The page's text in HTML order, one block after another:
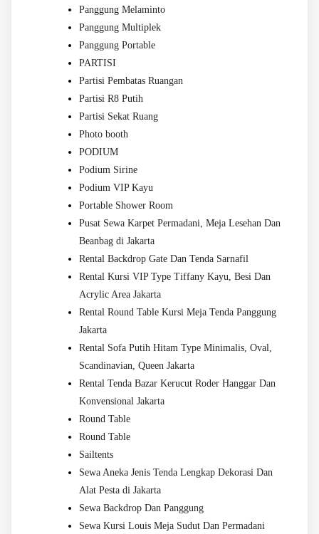
Panggung Melaminto
Panggung Multiplek
Panggung Portable
PARTISI
Partisi Pembatas Ruangan
Partisi R8 Putih
Partisi Sekat Ruang
Photo booth
PODIUM
Podium Sirine
Podium VIP Kayu
Portable Shower Room
Pusat Sewa Karpet Permadani, Meja Lesehan Dan
Beanbag di Jakarta
Rental Backdrop Gate Dan Tenda Sarnafil
Rental Kursi VIP Type Tiffany Kayu, Besi Dan
Acrylic Area Jakarta
Rental Round Table Kursi Meja Tenda Panggung
Jakarta
Rental Sofa Putih Hitam Type Minimalis, Oval,
Scandinavian, Queen Jakarta
Rental Tenda Bazar Kerucut Roder Hanggar Dan
Konvensional Jakarta
Round Table
Round Table
Sailtents
Sewa Aneka Jenis Tenda Lengkap Dekorasi Dan
Alat Pesta di Jakarta
Sewa Backdrop Dan Panggung
Sewa Kursi Louis Meja Sudut Dan Permadani